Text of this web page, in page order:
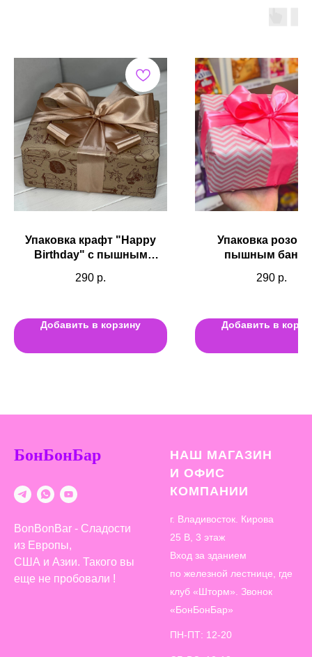
Упаковка крафт "Happy
Birthday" с пышным
290 р.
Добавить в корзину
Упаковка
пышным
290 р.
Добавить в
БонБонБар
BonBonBar - Сладости
из Европы,
США и Азии. Такого вы
еще не пробовали !
НАШ МАГАЗИН
И ОФИС
КОМПАНИИ
г. Владивосток. Кирова
25 В, 3 этаж
Вход за зданием
по железной лестнице, где
клуб «Шторм». Звонок
«БонБонБар»
ПН-ПТ: 12-20